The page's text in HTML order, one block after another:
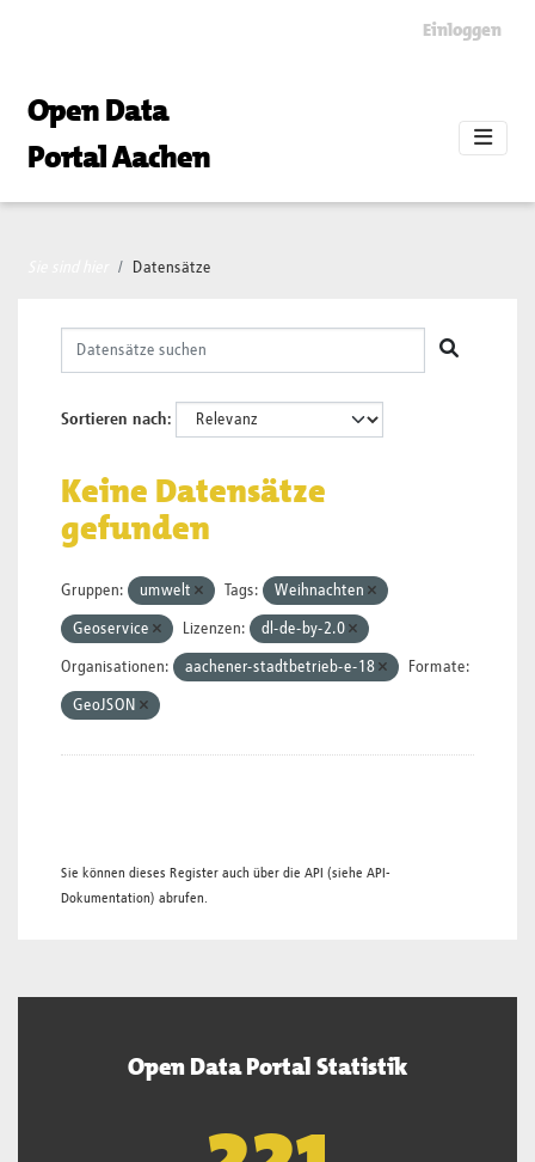
Einloggen
Open Data
Portal Aachen
Datensätze
Sortieren nach
Keine Datensätze
gefunden
Gruppen: umwelt Tags: Weihnachten
Geoservice Lizenzen: dl-de-by-2.0
Organisationen: aachener-stadtbetrieb-e-18 Formate:
GeoJSON
Sie können dieses Register auch über die API (siehe API-
Dokumentation) abrufen.
Open Data Portal Statistik